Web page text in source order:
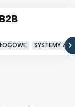
SYSTEMY